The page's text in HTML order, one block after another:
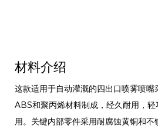
材料介绍
这款适用于自动灌溉的四出口喷雾喷
ABS和聚丙烯材料制成，经久耐用，
用。关键内部零件采用耐腐蚀黄铜和